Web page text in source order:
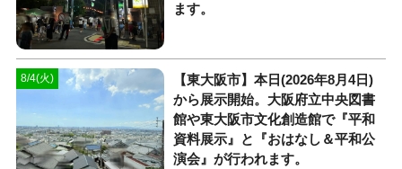
ます。
8/4(火)
【東大阪市】本日(2026年8月4日)
から展示開始。大阪府立中央図書
館や東大阪市文化創造館で『平和
資料展示』と『おはなし＆平和公
演会』が行われます。